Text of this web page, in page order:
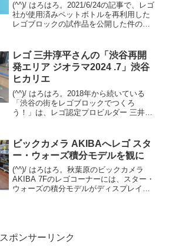
(^^)/ はろはろ。2021/6/24の記事で、レゴ
社が使用済みペットボトルを再利用した
レゴブロックの試作品を公開した件の続
先ほどまで記事が見え...
レゴ 三井淳平さんの「渋谷再開
発エリア ジオラマ2024 .7」渋谷
ヒカリエ
(^^)/ はろはろ。2018年から続いている
「渋谷の街をレゴブロックでつくろ
う！」は、レゴ認定プロビルダー 三井淳
リニューアルし続けています。2024/7...
ビックカメラ AKIBAへレゴ スタ
ー・ウォーズ積分モデルを観に
(^^)/ はろはろ。秋葉原のビックカメラ
AKIBA 7Fのレゴコーナーには、スター・
ウォーズの積分モデルがディスプレイさ
スポンサーリンク